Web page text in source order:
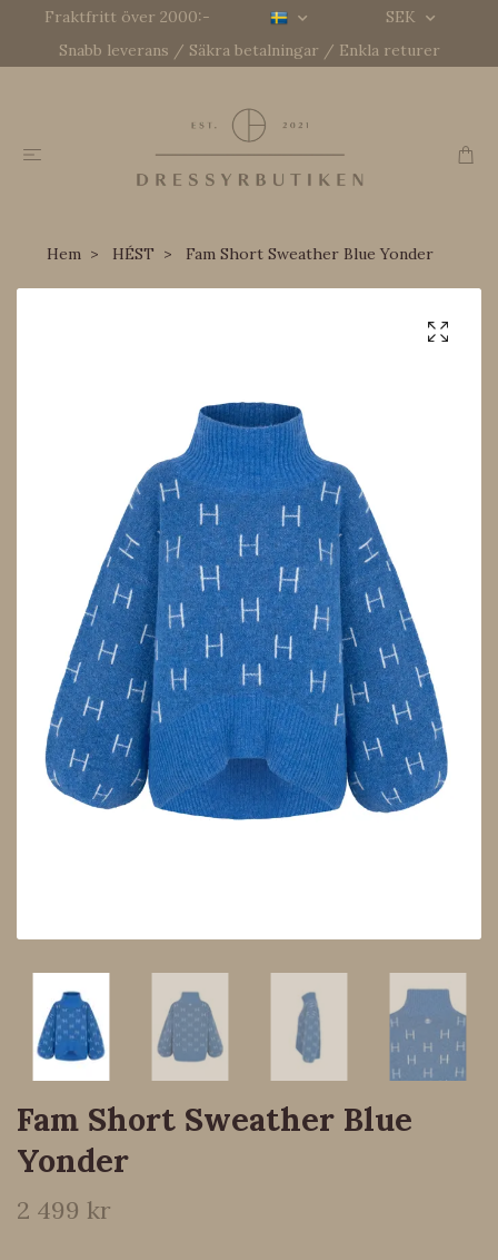
Fraktfritt över 2000:-
SEK
Snabb leverans / Säkra betalningar / Enkla returer
Hem HÉST Fam Short Sweather Blue Yonder
Fam Short Sweather Blue
Yonder
2 499 kr